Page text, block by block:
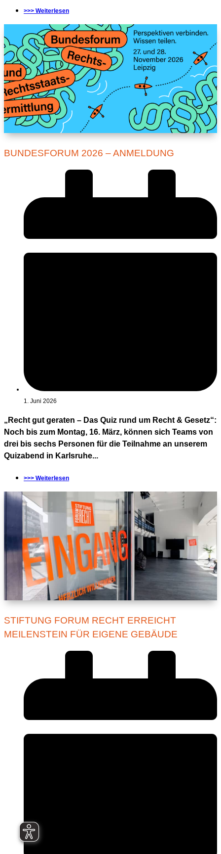
>>> Weiterlesen
BUNDESFORUM 2026 – ANMELDUNG
1. Juni 2026
„Recht gut geraten – Das Quiz rund um Recht & Gesetz“:
Noch bis zum Montag, 16. März, können sich Teams von
drei bis sechs Personen für die Teilnahme an unserem
Quizabend in Karlsruhe...
>>> Weiterlesen
STIFTUNG FORUM RECHT ERREICHT
MEILENSTEIN FÜR EIGENE GEBÄUDE